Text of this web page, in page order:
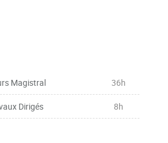
la méthodologie de l’audit :
questions ouvertes, savoir
et comprendre la
de management de la
Magistral 36h
Dirigés 8h